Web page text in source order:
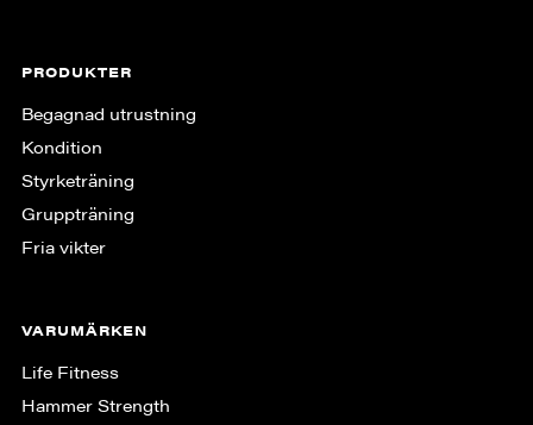
PRODUKTER
Begagnad utrustning
Kondition
Styrketräning
Gruppträning
Fria vikter
VARUMÄRKEN
Life Fitness
Hammer Strength